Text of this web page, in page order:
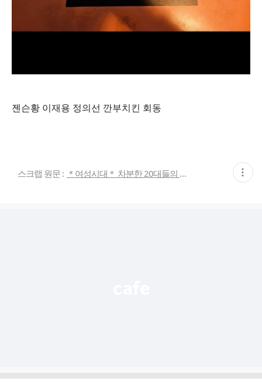
젠슨황 이재용 정의선 깐부치킨 회동
스크랩 원문 : ＊여성시대＊ 차분한 20대들의 알흠다운 공간 현
재